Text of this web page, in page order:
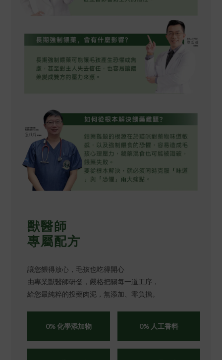
獸醫師
專屬配方
讓您餵得放心，毛孩也吃得開心
由專業獸醫師研發，嚴格把關每一道工序，
給您最純粹的投藥肉泥，無添加、零負擔。
0% 化學添加物 0% 人工香料